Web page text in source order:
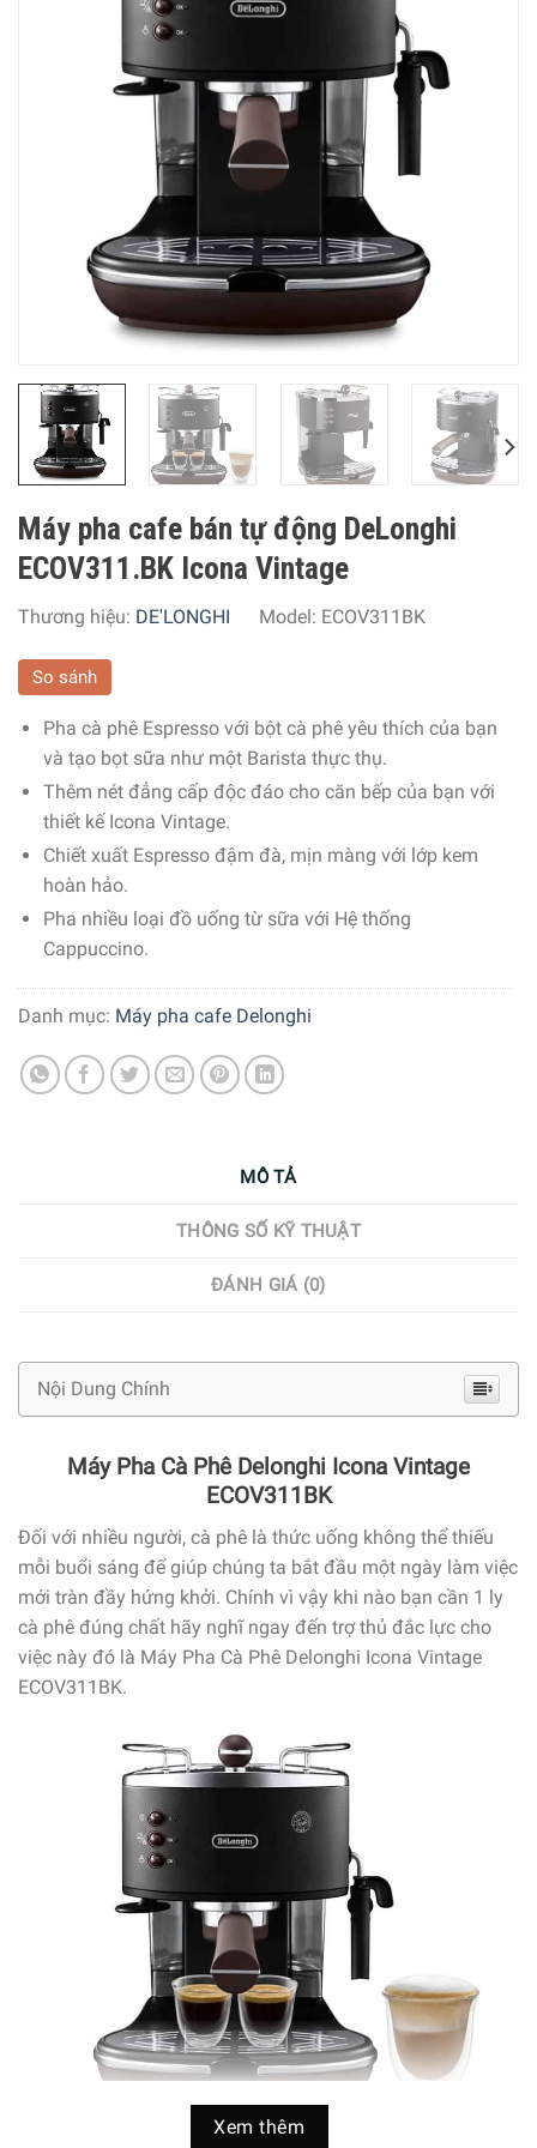
Máy pha cafe bán tự động DeLonghi
ECOV311.BK Icona Vintage
Thương hiệu: DE'LONGHI Model: ECOV311BK
So sánh
Pha cà phê Espresso với bột cà phê yêu thích của bạn
và tạo bọt sữa như một Barista thực thụ.
Thêm nét đẳng cấp độc đáo cho căn bếp của bạn với
thiết kế Icona Vintage.
Chiết xuất Espresso đậm đà, mịn màng với lớp kem
hoàn hảo.
Pha nhiều loại đồ uống từ sữa với Hệ thống
Cappuccino.
Danh mục: Máy pha cafe Delonghi
MÔ TẢ
THÔNG SỐ KỸ THUẬT
ĐÁNH GIÁ (0)
Nội Dung Chính
Máy Pha Cà Phê Delonghi Icona Vintage
ECOV311BK
Đối với nhiều người, cà phê là thức uống không thể thiếu
mỗi buổi sáng để giúp chúng ta bắt đầu một ngày làm việc
mới tràn đầy hứng khởi. Chính vì vậy khi nào bạn cần 1 ly
cà phê đúng chất hãy nghĩ ngay đến trợ thủ đắc lực cho
việc này đó là Máy Pha Cà Phê Delonghi Icona Vintage
ECOV311BK.
Xem thêm